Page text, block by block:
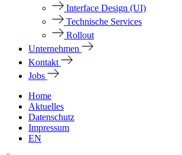
Interface Design (UI)
Technische Services
Rollout
Unternehmen
Kontakt
Jobs
Home
Aktuelles
Datenschutz
Impressum
EN